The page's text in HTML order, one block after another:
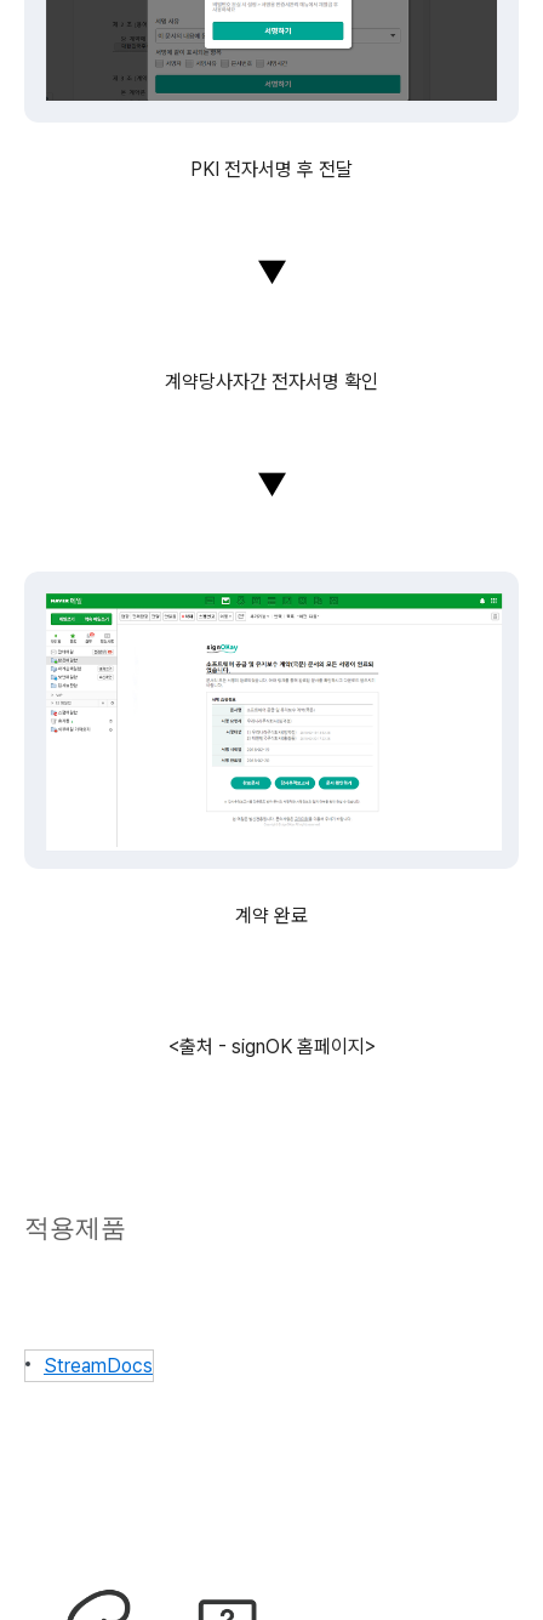
PKI 전자서명 후 전달
▼
계약당사자간 전자서명 확인
▼
계약 완료
<출처 - signOK 홈페이지>
적용제품
StreamDocs